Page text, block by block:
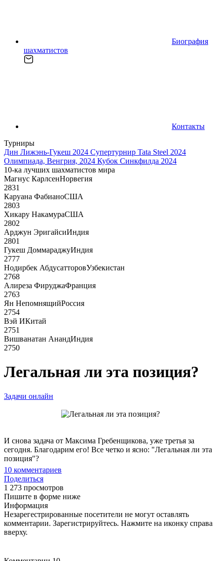
Биография
шахматистов
Контакты
Турниры
Дин Лижэнь-Гукеш 2024 Супертурнир Tata Steel 2024
Олимпиада, Венгрия, 2024 Кубок Синкфилда 2024
10-ка лучших шахматистов мира
Магнус КарлсенНорвегия
2831
Каруана ФабианоСША
2803
Хикару НакамураСША
2802
Арджун ЭригайсиИндия
2801
Гукеш ДоммараджуИндия
2777
Нодирбек АбдусатторовУзбекистан
2768
Алиреза ФируджаФранция
2763
Ян НепомнящийРоссия
2754
Вэй ИКитай
2751
Вишванатан АнандИндия
2750
Легальная ли эта позиция?
Задачи онлайн
И снова задача от Максима Гребенщикова, уже третья за
сегодня. Благодарим его! Все четко и ясно: "Легальная ли эта
позиция"?
10 комментариев
Поделиться
1 273 просмотров
Пишите в форме ниже
Информация
Незарегестрированные посетители не могут оставлять
комментарии. Зарегистрируйтесь. Нажмите на иконку справа
вверху.